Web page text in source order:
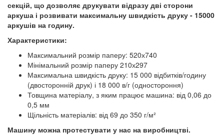
секцій, що дозволяє друкувати відразу дві сторони
аркуша і розвивати максимальну швидкість друку - 15000
аркушів на годину.
Характеристики:
Максимальний розмір паперу: 520х740
Мінімальний розмір паперу 210х297
Максимальна швидкість друку: 15 000 відбитків/годину
(двосторонній друк) і 18 000 в/г (одностороння)
Товщина матеріалу, з яким працює машина: від 0,06 до
0,5 мм
Щільність матеріалів: від 69 до 350 г/м²
Машину можна протестувати у нас на виробництві.